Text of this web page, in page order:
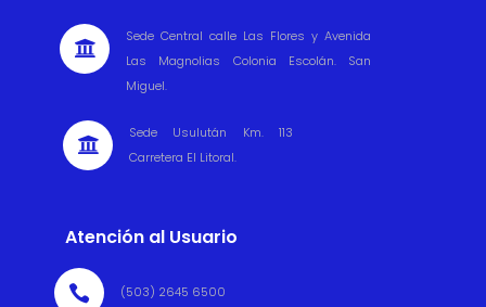

Sede Central calle Las Flores y Avenida
Las Magnolias Colonia Escolán. San
Miguel.

Sede Usulután Km. 113
Carretera El Litoral.
Atención al Usuario
 (503) 2645 6500